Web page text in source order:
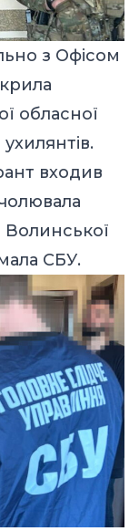
з Офісом
обласної
входив
СБУ.